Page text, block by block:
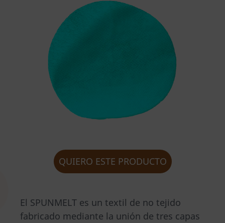
QUIERO ESTE PRODUCTO
El SPUNMELT es un textil de no tejido
fabricado mediante la unión de tres capas